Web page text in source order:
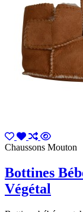
Chaussons Mouton
Bottines
Végétal